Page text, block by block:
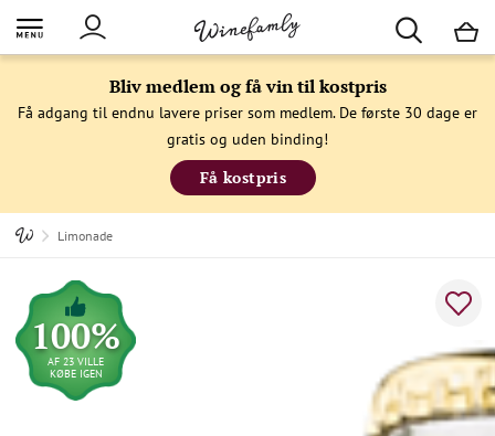
Bliv medlem og få vin til kostpris
Få adgang til endnu lavere priser som medlem. De første 30 dage er
gratis og uden binding!
Få kostpris
Limonade
100%
AF 23 VILLE
KØBE IGEN